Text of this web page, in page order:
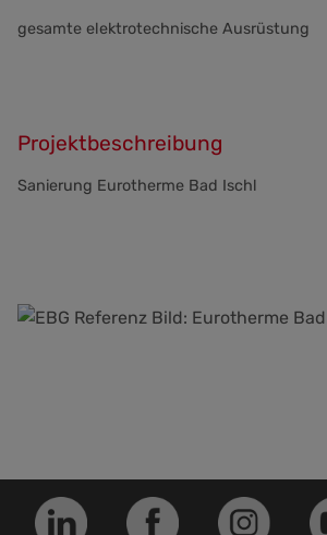
gesamte elektrotechnische Ausrüstung
Projektbeschreibung
Sanierung Eurotherme Bad Ischl